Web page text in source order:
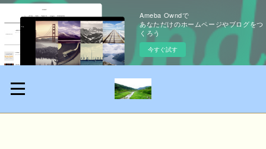
Ameba Owndで
あなただけのホームページやブログをつ
くろう
今すぐ試す